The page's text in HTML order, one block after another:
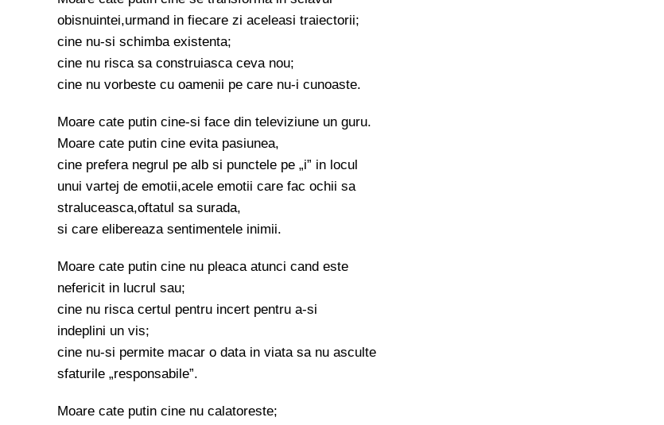
obisnuintei,urmand in fiecare zi aceleasi traiectorii;
cine nu-si schimba existenta;
cine nu risca sa construiasca ceva nou;
cine nu vorbeste cu oamenii pe care nu-i cunoaste.
Moare cate putin cine-si face din televiziune un guru.
Moare cate putin cine evita pasiunea,
cine prefera negrul pe alb si punctele pe „i” in locul
unui vartej de emotii,acele emotii care fac ochii sa
straluceasca,oftatul sa surada,
si care elibereaza sentimentele inimii.
Moare cate putin cine nu pleaca atunci cand este
nefericit in lucrul sau;
cine nu risca certul pentru incert pentru a-si
indeplini un vis;
cine nu-si permite macar o data in viata sa nu asculte
sfaturile „responsabile”.
Moare cate putin cine nu calatoreste;